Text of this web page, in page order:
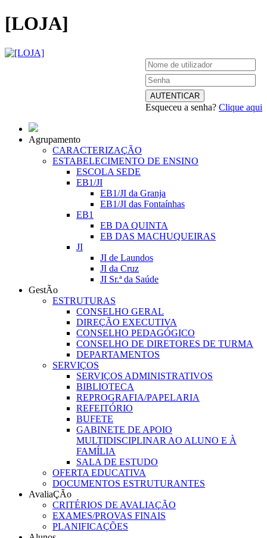
[LOJA]
Esqueceu a senha? Clique aqui
Agrupamento
CARACTERIZAÇÃO
ESTABELECIMENTO DE ENSINO
ESCOLA SEDE
EB1/JI
EB1/JI da Granja
EB1/JI das Fontaínhas
EB1
EB DA QUINTA
EB DAS MACHUQUEIRAS
JI
JI de Laundos
JI da Cruz
JI Sr.ª da Saúde
GestÃo
ESTRUTURAS
CONSELHO GERAL
DIREÇÃO EXECUTIVA
CONSELHO PEDAGÓGICO
CONSELHO DE DIRETORES DE TURMA
DEPARTAMENTOS
SERVIÇOS
SERVIÇOS ADMINISTRATIVOS
BIBLIOTECA
REPROGRAFIA/PAPELARIA
REFEITÓRIO
BUFETE
GABINETE DE APOIO
MULTIDISCIPLINAR AO ALUNO E À
FAMÍLIA
SALA DE ESTUDO
OFERTA EDUCATIVA
DOCUMENTOS ESTRUTURANTES
AvaliaÇÃo
CRITÉRIOS DE AVALIAÇÃO
EXAMES/PROVAS FINAIS
PLANIFICAÇÕES